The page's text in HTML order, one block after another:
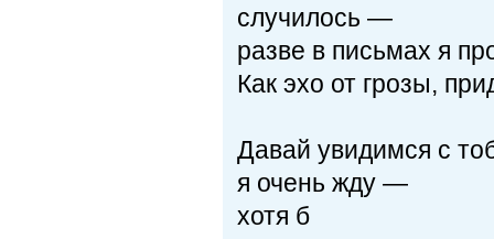
случилось —
разве в письмах я
Как эхо от грозы,
Давай увидимся с
я очень жду —
хотя б